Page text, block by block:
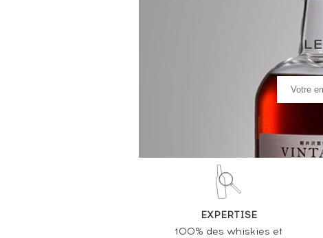
EXPERTISE
100% des whiskies et